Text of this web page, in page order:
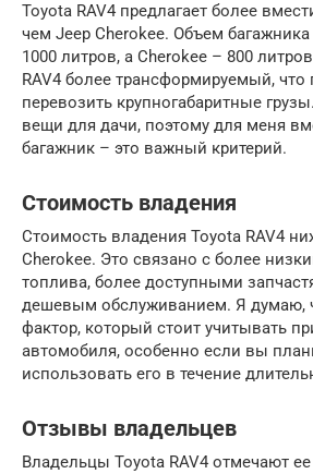
Toyota RAV4 предлагает более
чем Jeep Cherokee. Объем багажника
1000 литров, а Cherokee – 800
RAV4 более трансформируемый, что
перевозить крупногабаритные
вещи для дачи, поэтому для меня
багажник – это важный критерий.
Стоимость владения
Стоимость владения Toyota RAV4
Cherokee. Это связано с более
топлива, более доступными
дешевым обслуживанием. Я думаю,
фактор, который стоит учитывать
автомобиля, особенно если вы
использовать его в течение
Отзывы владельцев
Владельцы Toyota RAV4 отмечают